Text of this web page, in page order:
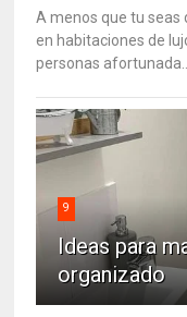
A menos que tu seas
en habitaciones de
personas
9
Ideas para
organizado